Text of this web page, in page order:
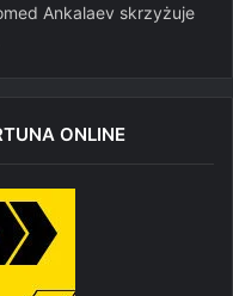
Ankalaev skrzyżuje
ONLINE